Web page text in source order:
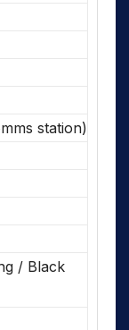
station)
/ Black